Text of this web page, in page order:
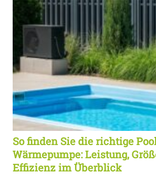
So finden Sie die richtige
Wärmepumpe: Leistung,
Effizienz im Überblick